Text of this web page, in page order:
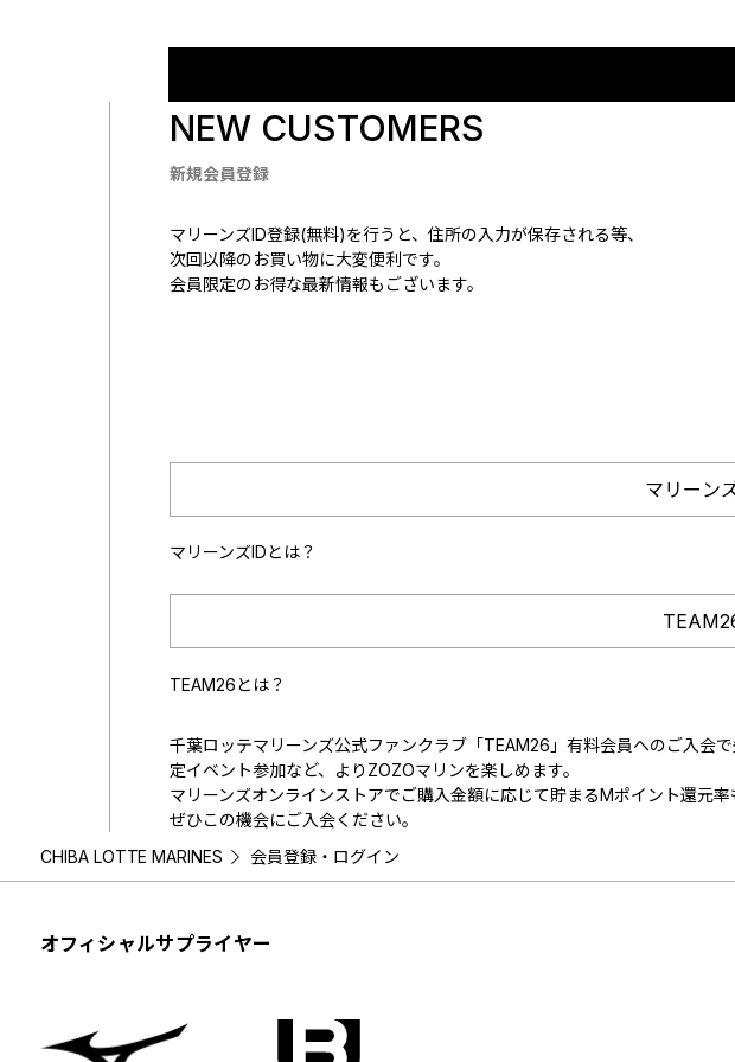
NEW CUSTOMERS
新規会員登録
マリーンズID登録(無料)を行うと、住所の入力が保存される等、
次回以降のお買い物に大変便利です。
会員限定のお得な最新情報もございます。
マリーン
マリーンズIDとは？
TEAM26とは？
千葉ロッテマリーンズ公式ファンクラブ「TEAM26」有料会員へのご入会
定イベント参加など、よりZOZOマリンを楽しめます。
マリーンズオンラインストアでご購入金額に応じて貯まるMポイント還元
ぜひこの機会にご入会ください。
CHIBA LOTTE MARINES
会員登録・ログイン
オフィシャルサプライヤー